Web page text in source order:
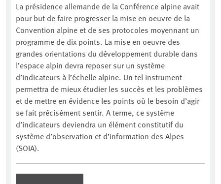
La présidence allemande de la Conférence alpine avait
pour but de faire progresser la mise en oeuvre de la
Convention alpine et de ses protocoles moyennant un
programme de dix points. La mise en oeuvre des
grandes orientations du développement durable dans
l’espace alpin devra reposer sur un système
d’indicateurs à l’échelle alpine. Un tel instrument
permettra de mieux étudier les succès et les problèmes
et de mettre en évidence les points où le besoin d’agir
se fait précisément sentir. A terme, ce système
d’indicateurs deviendra un élément constitutif du
système d’observation et d’information des Alpes
(SOIA).